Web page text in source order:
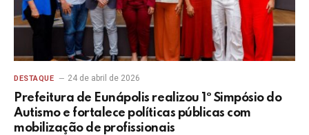
DESTAQUE 24 de abril de 2026
Prefeitura de Eunápolis realizou 1º Simpósio do
Autismo e fortalece políticas públicas com
mobilização de profissionais